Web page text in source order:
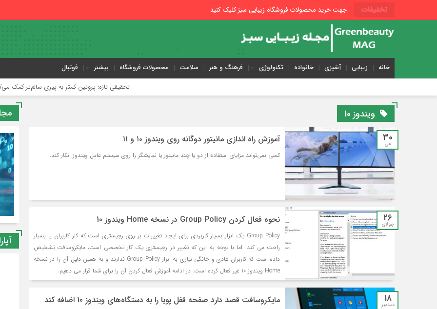
تخفیفات جهت خرید محصولات فروشگاه زیبایی سبز کلیک کنید
خانه زیبایی آشپزی خانواده تکنولوژی فرهنگ و هنر سلامت محصولات فروشگاه بیشتر
فوتبال
تحقیقی تازه: پروتین کمتر به پیری سالم‌تر کمک می‌کند
پاسخ
ویندوز 10
30
می آموزش راه اندازی مانیتور دوگانه روی ویندوز ۱۰ و ۱۱
کسی نمی‌تواند مزایای استفاده از دو یا چند مانیتور یا نمایشگر را روی سیستم عامل ویندوز انکار کند.
26
جولای نحوه فعال کردن Group Policy در نسخه Home ویندوز 10
Group Policy یک ابزار بسیار کاربردی برای ایجاد تغییرات بر روی رجیستری است که کار کاربران را بسیار
راحت می کند. اما با توجه به این که تغییر در رجیستری یک کار تخصصی است، مایکروسافت تشخیص
داده است که کاربران عادی و خانگی نیازی به ابزار Group Policy ندارند و به همین دلیل آن را در نسخه
Home ویندوز 10 غیر فعال کرده است. در ادامه آموزش فعال کردن آن را برای شما قرار می دهیم.
18
دسامبر مایکروسافت قصد دارد صفحه قفل پویا را به دستگاه‌های ویندوز 10 اضافه کند